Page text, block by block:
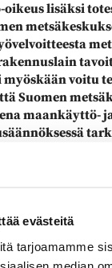
evästeitä
tarjoamamme
median
lisäksi
voitu
Suomen
maankäyttö-
olisi oikeus